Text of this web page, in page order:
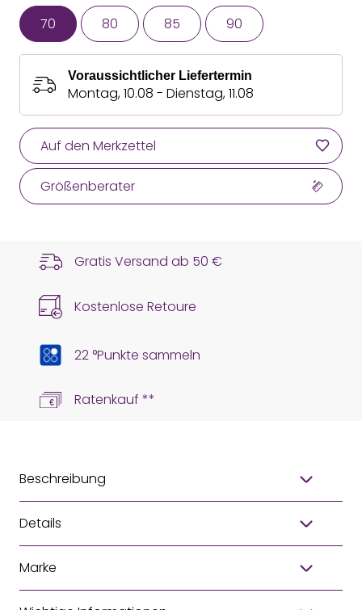
70 80 85 90
Voraussichtlicher Liefertermin
Montag, 10.08 - Dienstag, 11.08
Auf den Merkzettel
Größenberater
Gratis Versand ab 50 €
Kostenlose Retoure
22 °Punkte sammeln
Ratenkauf **
Beschreibung
Details
Marke